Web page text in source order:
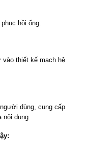
hồi ống.
vào thiết kế mạch hệ
dùng, cung cấp
nội dung.